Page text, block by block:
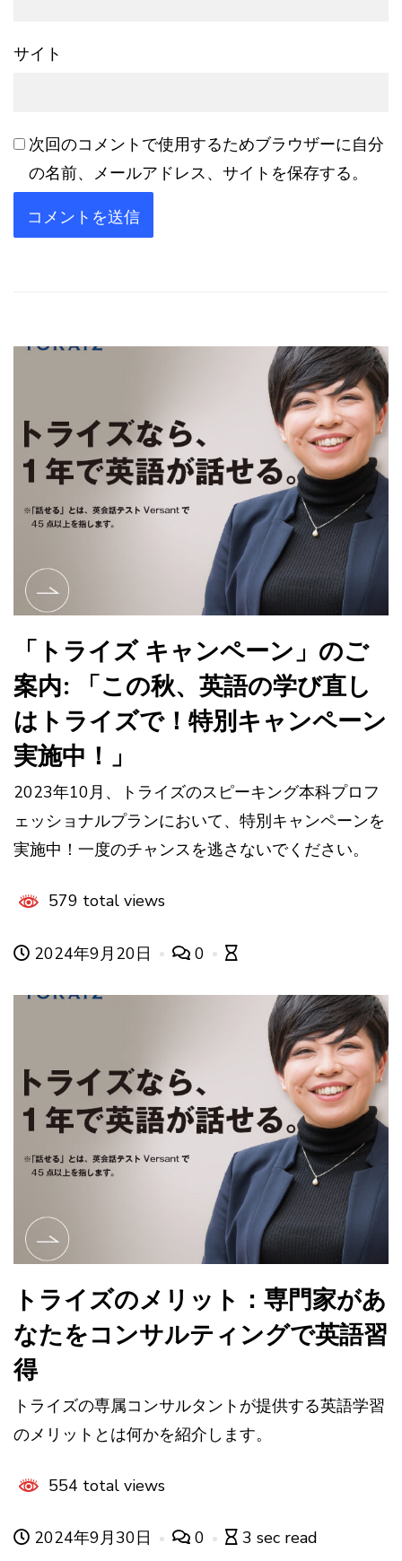
サイト
次回のコメントで使用するためブラウザーに自分
の名前、メールアドレス、サイトを保存する。
「トライズ キャンペーン」のご
案内: 「この秋、英語の学び直し
はトライズで！特別キャンペーン
実施中！」
2023年10月、トライズのスピーキング本科プロフ
ェッショナルプランにおいて、特別キャンペーンを
実施中！一度のチャンスを逃さないでください。
579 total views
2024年9月20日 0
トライズのメリット：専門家があ
なたをコンサルティングで英語習
得
トライズの専属コンサルタントが提供する英語学習
のメリットとは何かを紹介します。
554 total views
2024年9月30日 0 3 sec read